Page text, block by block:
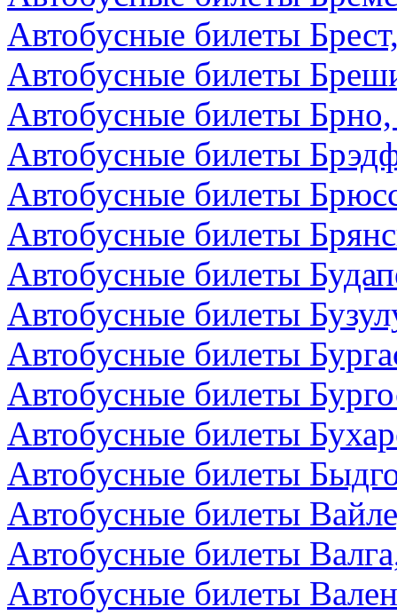
Автобусные билеты
Автобусные билеты
Автобусные билеты
Автобусные билеты
Автобусные билеты
Автобусные билеты
Автобусные билеты
Автобусные билеты
Автобусные билеты
Автобусные билеты
Автобусные билеты
Автобусные билеты
Автобусные билеты
Автобусные билеты
Автобусные билеты